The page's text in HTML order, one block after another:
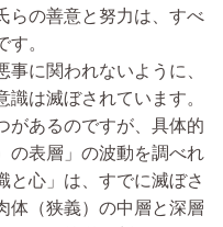
らの善意と努力は、すべ
。
に関われないように、
は滅ぼされています。
があるのですが、具体的
の表層」の波動を調べれ
と心」は、すでに滅ぼさ
体（狭義）の中層と深層